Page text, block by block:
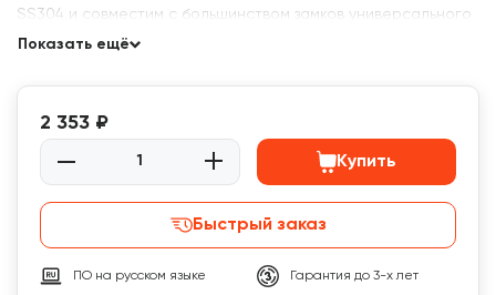
SS304 и совместим с большинством замков универсального
типа.
Показать ещё
2 353 ₽
Купить
Быстрый заказ
ПО на русском языке Гарантия до 3-х лет